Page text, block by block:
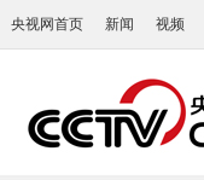
央视网首页 新闻 视频